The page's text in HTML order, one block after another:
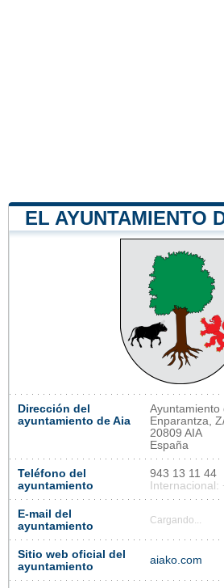
EL AYUNTAMIENTO
Dirección del
ayuntamiento de Aia
Ayuntamiento
Enparantza,
20809 AIA
España
Teléfono del
ayuntamiento
943 13 11 44
E-mail del
ayuntamiento
Cargando...
Sitio web oficial del
ayuntamiento
aiako.com